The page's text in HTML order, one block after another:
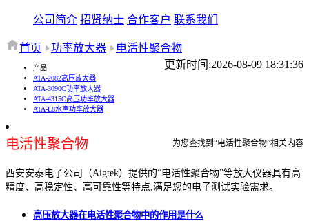
公司简介 招贤纳士 合作客户 联系我们
首页 功率放大器
电活性聚合物
更新时间:2026-08-09 18:31:36
产品
ATA-2082高压放大器
ATA-3090C功率放大器
ATA-4315C高压功率放大器
ATA-L8水声功率放大器
电活性聚合物 为您查找到“电活性聚合物”相关内容
西安安泰电子公司（Aigtek）提供的“电活性聚合物”等放大仪器具有高
精度、高稳定性、高可靠性等特点,满足您的电子测试实验需求。
高压放大器在电活性聚合物中的作用是什么